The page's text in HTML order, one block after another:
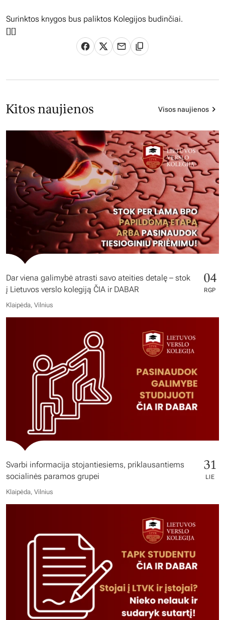
Surinktos knygos bus paliktos Kolegijos budinčiai.
[][]
Kitos naujienos Visos naujienos
Dar viena galimybė atrasti savo ateities detalę – stok
į Lietuvos verslo kolegiją ČIA ir DABAR
04
RGP
Klaipėda, Vilnius
Svarbi informacija stojantiesiems, priklausantiems
socialinės paramos grupei
31
LIE
Klaipėda, Vilnius